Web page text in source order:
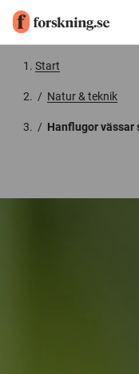
Start
/ Natur & teknik
/ Hanflugor vässar